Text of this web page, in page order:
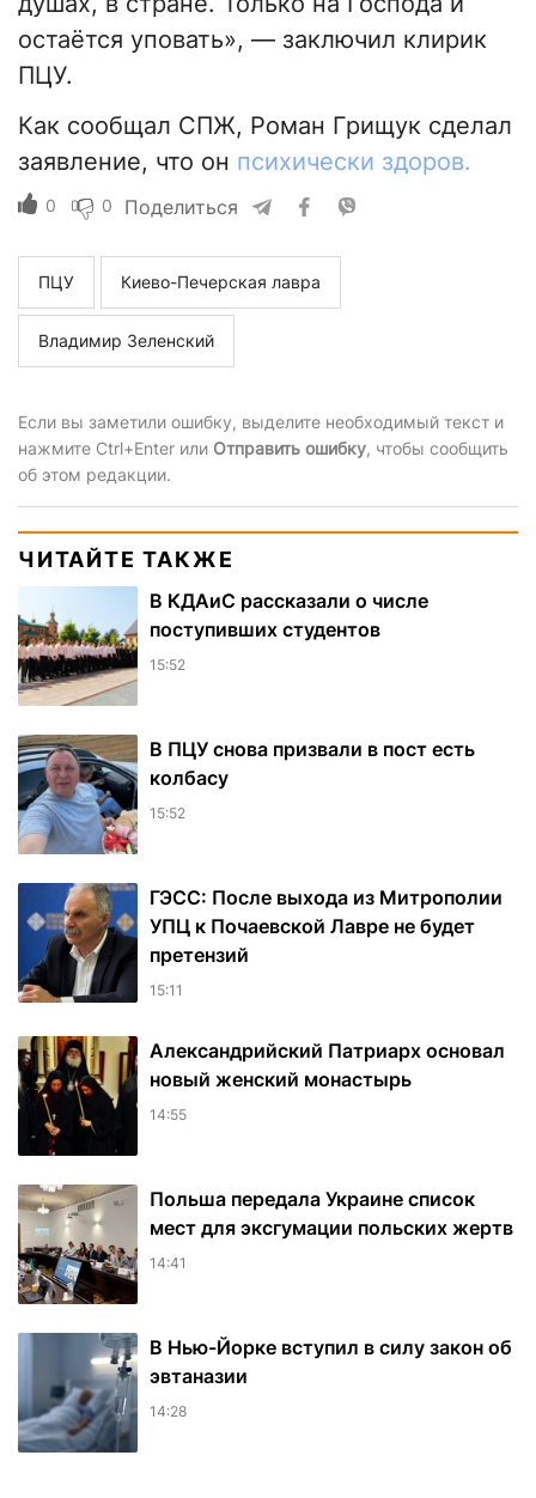
остаётся уповать», — заключил клирик
ПЦУ.
Как сообщал СПЖ, Роман Грищук сделал
заявление, что он психически здоров.
0 0 Поделиться
ПЦУ Киево-Печерская лавра
Владимир Зеленский
Если вы заметили ошибку, выделите необходимый текст и
нажмите Ctrl+Enter или Отправить ошибку, чтобы сообщить
об этом редакции.
ЧИТАЙТЕ ТАКЖЕ
В КДАиС рассказали о числе
поступивших студентов
15:52
В ПЦУ снова призвали в пост есть
колбасу
15:52
ГЭСС: После выхода из Митрополии
УПЦ к Почаевской Лавре не будет
претензий
15:11
Александрийский Патриарх основал
новый женский монастырь
14:55
Польша передала Украине список
мест для эксгумации польских жертв
14:41
В Нью-Йорке вступил в силу закон об
эвтаназии
14:28